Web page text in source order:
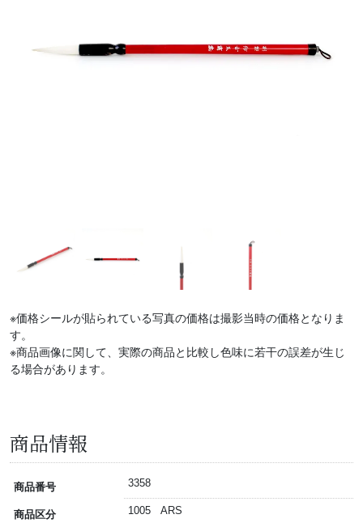
※価格シールが貼られている写真の価格は撮影当時の価格となりま
す。
※商品画像に関して、実際の商品と比較し色味に若干の誤差が生じ
る場合があります。
商品情報
商品番号 3358
商品区分 1005 ARS